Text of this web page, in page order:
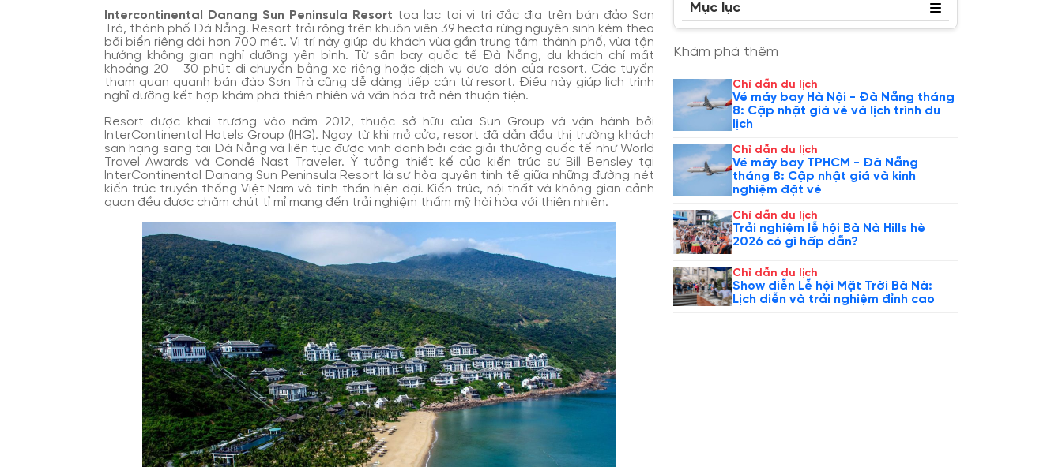
Intercontinental Danang Sun Peninsula Resort tọa lạc tại vị trí đắc địa trên bán đảo Sơn
Trà, thành phố Đà Nẵng. Resort trải rộng trên khuôn viên 39 hecta rừng nguyên sinh kèm theo
bãi biển riêng dài hơn 700 mét. Vị trí này giúp du khách vừa gần trung tâm thành phố, vừa tận
hưởng không gian nghỉ dưỡng yên bình. Từ sân bay quốc tế Đà Nẵng, du khách chỉ mất
khoảng 20 - 30 phút di chuyển bằng xe riêng hoặc dịch vụ đưa đón của resort. Các tuyến
tham quan quanh bán đảo Sơn Trà cũng dễ dàng tiếp cận từ resort. Điều này giúp lịch trình
nghỉ dưỡng kết hợp khám phá thiên nhiên và văn hóa trở nên thuận tiện.
Resort được khai trương vào năm 2012, thuộc sở hữu của Sun Group và vận hành bởi
InterContinental Hotels Group (IHG). Ngay từ khi mở cửa, resort đã dẫn đầu thị trường khách
sạn hạng sang tại Đà Nẵng và liên tục được vinh danh bởi các giải thưởng quốc tế như World
Travel Awards và Condé Nast Traveler. Ý tưởng thiết kế của kiến trúc sư Bill Bensley tại
InterContinental Danang Sun Peninsula Resort là sự hòa quyện tinh tế giữa những đường nét
kiến trúc truyền thống Việt Nam và tinh thần hiện đại. Kiến trúc, nội thất và không gian cảnh
quan đều được chăm chút tỉ mỉ mang đến trải nghiệm thẩm mỹ hài hòa với thiên nhiên.
Mục lục
Khám phá thêm
Chỉ dẫn du lịch
Vé máy bay Hà Nội - Đà Nẵng tháng
8: Cập nhật giá vé và lịch trình du
lịch
Chỉ dẫn du lịch
Vé máy bay TPHCM - Đà Nẵng
tháng 8: Cập nhật giá và kinh
nghiệm đặt vé
Chỉ dẫn du lịch
Trải nghiệm lễ hội Bà Nà Hills hè
2026 có gì hấp dẫn?
Chỉ dẫn du lịch
Show diễn Lễ hội Mặt Trời Bà Nà:
Lịch diễn và trải nghiệm đỉnh cao